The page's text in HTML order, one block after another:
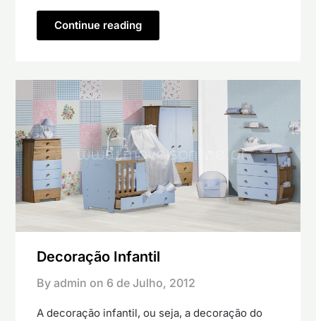
Continue reading
Decoração Infantil
By admin on 6 de Julho, 2012
A decoração infantil, ou seja, a decoração do